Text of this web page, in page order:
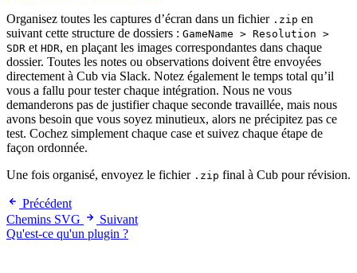
Organisez toutes les captures d’écran dans un fichier .zip en
suivant cette structure de dossiers : GameName > Resolution >
SDR et HDR, en plaçant les images correspondantes dans chaque
dossier. Toutes les notes ou observations doivent être envoyées
directement à Cub via Slack. Notez également le temps total qu’il
vous a fallu pour tester chaque intégration. Nous ne vous
demanderons pas de justifier chaque seconde travaillée, mais nous
avons besoin que vous soyez minutieux, alors ne précipitez pas ce
test. Cochez simplement chaque case et suivez chaque étape de
façon ordonnée.
Une fois organisé, envoyez le fichier .zip final à Cub pour révision.
Précédent
Chemins SVG
Suivant
Qu'est-ce qu'un plugin ?